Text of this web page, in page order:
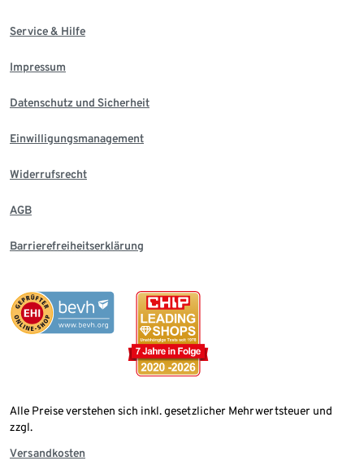
Service & Hilfe
Impressum
Datenschutz und Sicherheit
Einwilligungsmanagement
Widerrufsrecht
AGB
Barrierefreiheitserklärung
Alle Preise verstehen sich inkl. gesetzlicher Mehrwertsteuer und
zzgl.
Versandkosten